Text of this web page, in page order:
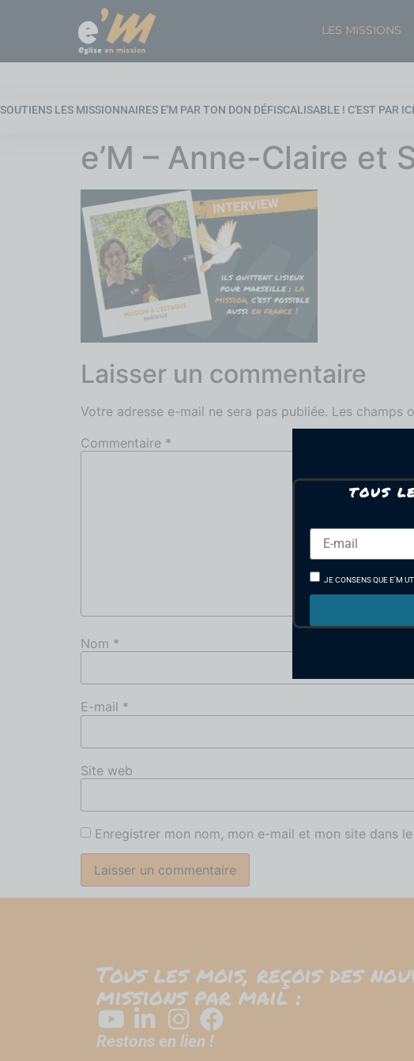
LES MISSIONS
SOUTIENS LES MISSIONNAIRES E'M PAR TON DON DÉFISCALISABLE ! C'EST PAR
e’M – Anne-Claire et
Laisser un commentaire
Votre adresse e-mail ne sera pas publiée. Les champs
Commentaire *
Nom *
E-mail *
Site web
Enregistrer mon nom, mon e-mail et mon site dans
Tous les mois, reçois des
missions par mail :
Restons en lien !
TOUS
JE CONSENS QUE E'M